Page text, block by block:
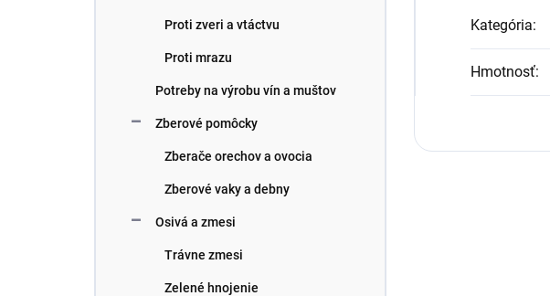
Proti zveri a vtáctvu
Proti mrazu
Potreby na výrobu vín a muštov
Zberové pomôcky
Zberače orechov a ovocia
Zberové vaky a debny
Osivá a zmesi
Trávne zmesi
Zelené hnojenie
Kategória:
Hmotnosť: